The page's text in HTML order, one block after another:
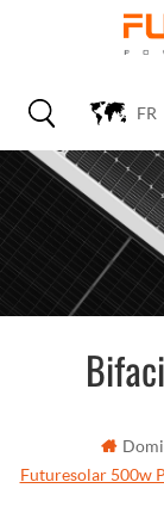
FR
Futuresolar 500w